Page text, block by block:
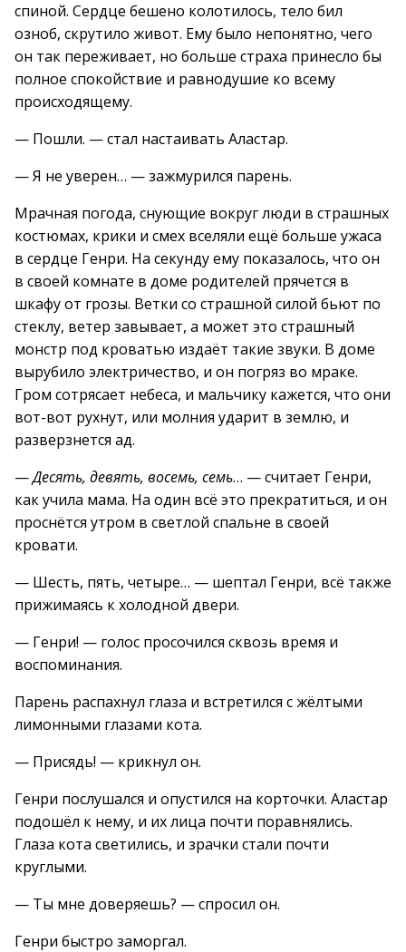
спиной. Сердце бешено колотилось, тело бил
озноб, скрутило живот. Ему было непонятно, чего
он так переживает, но больше страха принесло бы
полное спокойствие и равнодушие ко всему
происходящему.
— Пошли. — стал настаивать Аластар.
— Я не уверен… — зажмурился парень.
Мрачная погода, снующие вокруг люди в страшных
костюмах, крики и смех вселяли ещё больше ужаса
в сердце Генри. На секунду ему показалось, что он
в своей комнате в доме родителей прячется в
шкафу от грозы. Ветки со страшной силой бьют по
стеклу, ветер завывает, а может это страшный
монстр под кроватью издаёт такие звуки. В доме
вырубило электричество, и он погряз во мраке.
Гром сотрясает небеса, и мальчику кажется, что они
вот-вот рухнут, или молния ударит в землю, и
разверзнется ад.
—Десять, девять, восемь, семь… — считает Генри,
как учила мама. На один всё это прекратиться, и он
проснётся утром в светлой спальне в своей
кровати.
— Шесть, пять, четыре… — шептал Генри, всё также
прижимаясь к холодной двери.
— Генри! — голос просочился сквозь время и
воспоминания.
Парень распахнул глаза и встретился с жёлтыми
лимонными глазами кота.
— Присядь! — крикнул он.
Генри послушался и опустился на корточки. Аластар
подошёл к нему, и их лица почти поравнялись.
Глаза кота светились, и зрачки стали почти
круглыми.
— Ты мне доверяешь? — спросил он.
Генри быстро заморгал.